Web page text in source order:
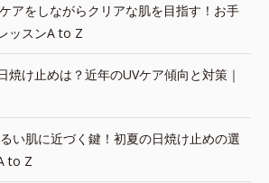
アをしながらクリアな肌を目指す！お手
ッスンA to Z
焼け止めは？近年のUVケア傾向と対策｜
い肌に近づく鍵！初夏の日焼け止めの選
to Z